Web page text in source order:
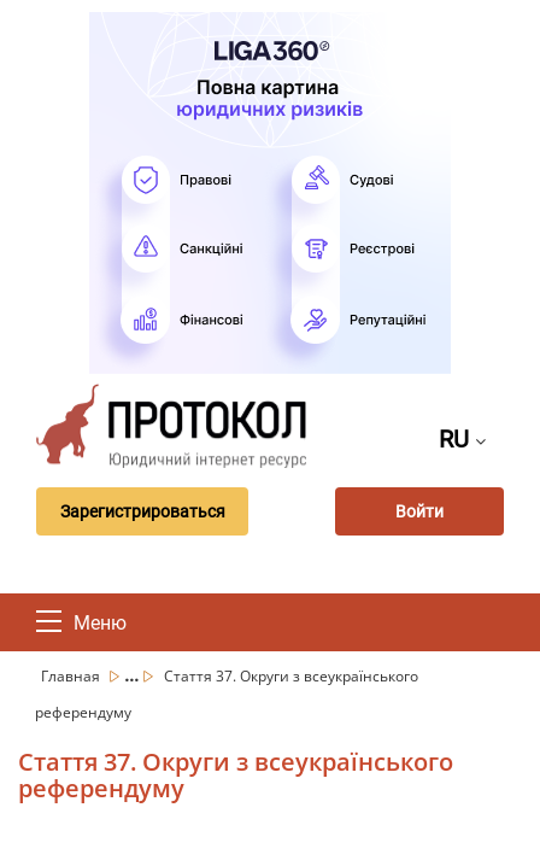
RU
Зарегистрироваться Войти
Меню
Главная ...
Стаття 37. Округи з всеукраїнського
референдуму
Стаття 37. Округи з всеукраїнського
референдуму